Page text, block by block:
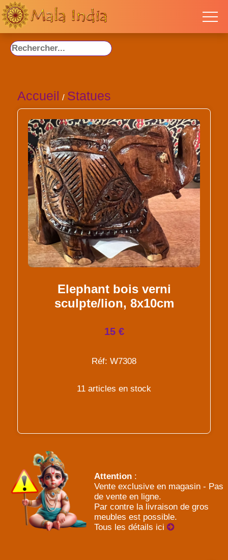
Accueil / Statues
Elephant bois verni
sculpte/lion, 8x10cm
15 €
Réf: W7308
11 articles en stock
Attention :
Vente exclusive en magasin - Pas
de vente en ligne.
Par contre la livraison de gros
meubles est possible.
Tous les détails ici